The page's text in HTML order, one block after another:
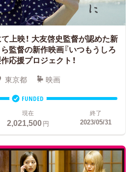
上映！ 大友啓史監督が認めた新
監督の新作映画『いつもうしろ
作応援プロジェクト！
東京都 映画
FUNDED
現在
2,021,500円
終了
2023/05/31